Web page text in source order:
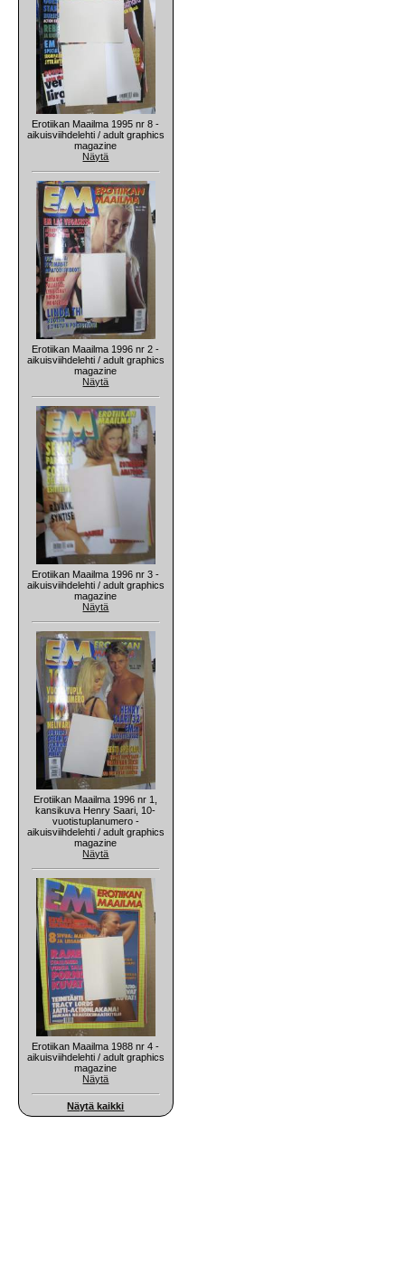
Erotiikan Maailma 1995 nr 8 -
aikuisviihdelehti / adult graphics
magazine
Näytä
Erotiikan Maailma 1996 nr 2 -
aikuisviihdelehti / adult graphics
magazine
Näytä
Erotiikan Maailma 1996 nr 3 -
aikuisviihdelehti / adult graphics
magazine
Näytä
Erotiikan Maailma 1996 nr 1,
kansikuva Henry Saari, 10-
vuotistuplanumero -
aikuisviihdelehti / adult graphics
magazine
Näytä
Erotiikan Maailma 1988 nr 4 -
aikuisviihdelehti / adult graphics
magazine
Näytä
Näytä kaikki